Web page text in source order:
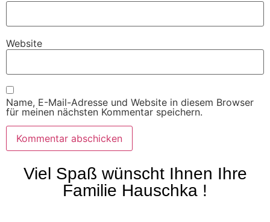
Website
Name, E-Mail-Adresse und Website in diesem Browser
für meinen nächsten Kommentar speichern.
Alternative:
Viel Spaß wünscht Ihnen Ihre
Familie Hauschka !